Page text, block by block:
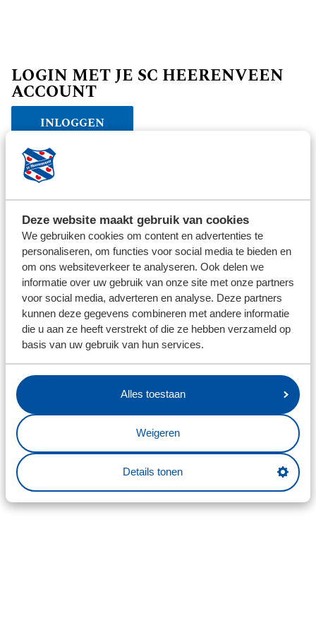
Deze website maakt gebruik van cookies
We gebruiken cookies om content en advertenties te
personaliseren, om functies voor social media te bieden en
om ons websiteverkeer te analyseren. Ook delen we
informatie over uw gebruik van onze site met onze partners
voor social media, adverteren en analyse. Deze partners
kunnen deze gegevens combineren met andere informatie
die u aan ze heeft verstrekt of die ze hebben verzameld op
basis van uw gebruik van hun services.
Alles toestaan
Weigeren
Details tonen
LOGIN MET JE SC HEERENVEEN
ACCOUNT
INLOGGEN
Verder winkelen